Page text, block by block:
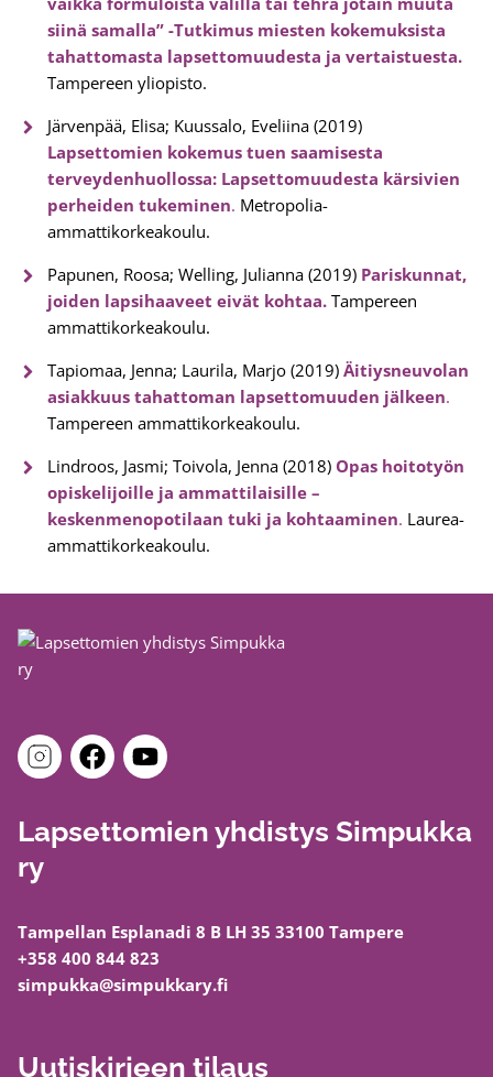
siinä samalla” -Tutkimus miesten kokemuksista
tahattomasta lapsettomuudesta ja vertaistuesta.
Tampereen yliopisto.
Järvenpää, Elisa; Kuussalo, Eveliina (2019)
Lapsettomien kokemus tuen saamisesta
terveydenhuollossa: Lapsettomuudesta kärsivien
perheiden tukeminen. Metropolia-
ammattikorkeakoulu.
Papunen, Roosa; Welling, Julianna (2019) Pariskunnat,
joiden lapsihaaveet eivät kohtaa. Tampereen
ammattikorkeakoulu.
Tapiomaa, Jenna; Laurila, Marjo (2019) Äitiysneuvolan
asiakkuus tahattoman lapsettomuuden jälkeen.
Tampereen ammattikorkeakoulu.
Lindroos, Jasmi; Toivola, Jenna (2018) Opas hoitotyön
opiskelijoille ja ammattilaisille –
keskenmenopotilaan tuki ja kohtaaminen. Laurea-
ammattikorkeakoulu.
Lapsettomien yhdistys Simpukka
ry
Tampellan Esplanadi 8 B LH 35 33100 Tampere
+358 400 844 823
simpukka@simpukkary.fi
Uutiskirjeen tilaus